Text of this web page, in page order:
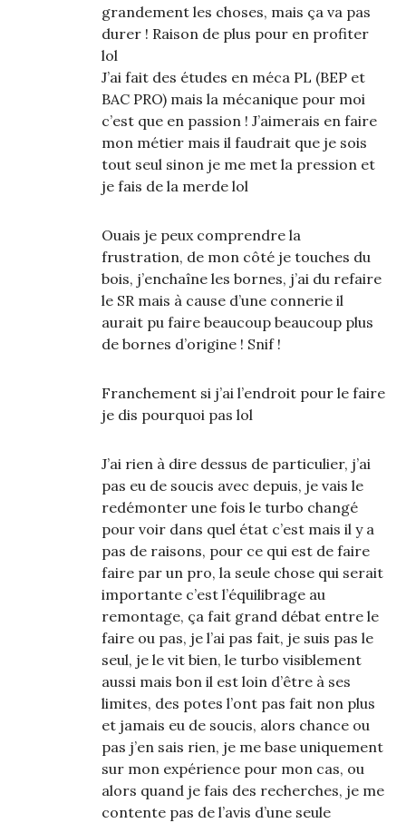
grandement les choses, mais ça va pas
durer ! Raison de plus pour en profiter
lol
J’ai fait des études en méca PL (BEP et
BAC PRO) mais la mécanique pour moi
c’est que en passion ! J’aimerais en faire
mon métier mais il faudrait que je sois
tout seul sinon je me met la pression et
je fais de la merde lol
Ouais je peux comprendre la
frustration, de mon côté je touches du
bois, j’enchaîne les bornes, j’ai du refaire
le SR mais à cause d’une connerie il
aurait pu faire beaucoup beaucoup plus
de bornes d’origine ! Snif !
Franchement si j’ai l’endroit pour le faire
je dis pourquoi pas lol
J’ai rien à dire dessus de particulier, j’ai
pas eu de soucis avec depuis, je vais le
redémonter une fois le turbo changé
pour voir dans quel état c’est mais il y a
pas de raisons, pour ce qui est de faire
faire par un pro, la seule chose qui serait
importante c’est l’équilibrage au
remontage, ça fait grand débat entre le
faire ou pas, je l’ai pas fait, je suis pas le
seul, je le vit bien, le turbo visiblement
aussi mais bon il est loin d’être à ses
limites, des potes l’ont pas fait non plus
et jamais eu de soucis, alors chance ou
pas j’en sais rien, je me base uniquement
sur mon expérience pour mon cas, ou
alors quand je fais des recherches, je me
contente pas de l’avis d’une seule